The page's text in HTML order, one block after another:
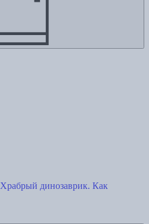
Храбрый динозаврик. Как